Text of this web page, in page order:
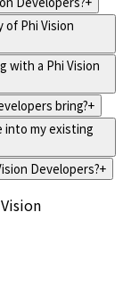
of Phi Vision
with a Phi Vision
bring?+
into my existing
Developers?+